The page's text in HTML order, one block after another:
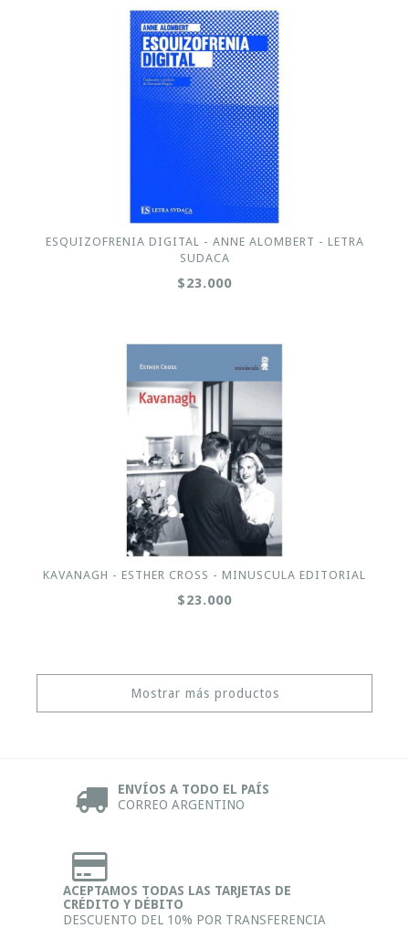
ESQUIZOFRENIA DIGITAL - ANNE ALOMBERT - LETRA
SUDACA
$23.000
KAVANAGH - ESTHER CROSS - MINUSCULA EDITORIAL
$23.000
Mostrar más productos
ENVÍOS A TODO EL PAÍS
CORREO ARGENTINO
ACEPTAMOS TODAS LAS TARJETAS DE
CRÉDITO Y DÉBITO
DESCUENTO DEL 10% POR TRANSFERENCIA